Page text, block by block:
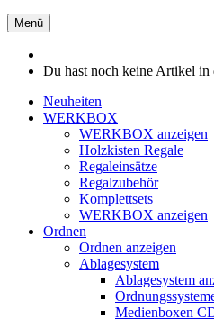
Menü
Du hast noch keine Artikel in
Neuheiten
WERKBOX
WERKBOX anzeigen
Holzkisten Regale
Regaleinsätze
Regalzubehör
Komplettsets
WERKBOX anzeigen
Ordnen
Ordnen anzeigen
Ablagesystem
Ablagesystem
Medienboxen